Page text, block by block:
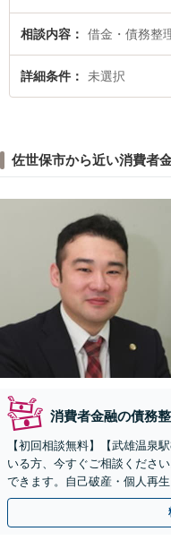
相談内容 借金・債務整
詳細条件 未選択
佐世保市から近い消費者
消費者金融の債務
【初回相談無料】【武雄温泉
いる方、今すぐご相談くださ
できます。自己破産・個人再
賀・長崎）に根ざした弁護士